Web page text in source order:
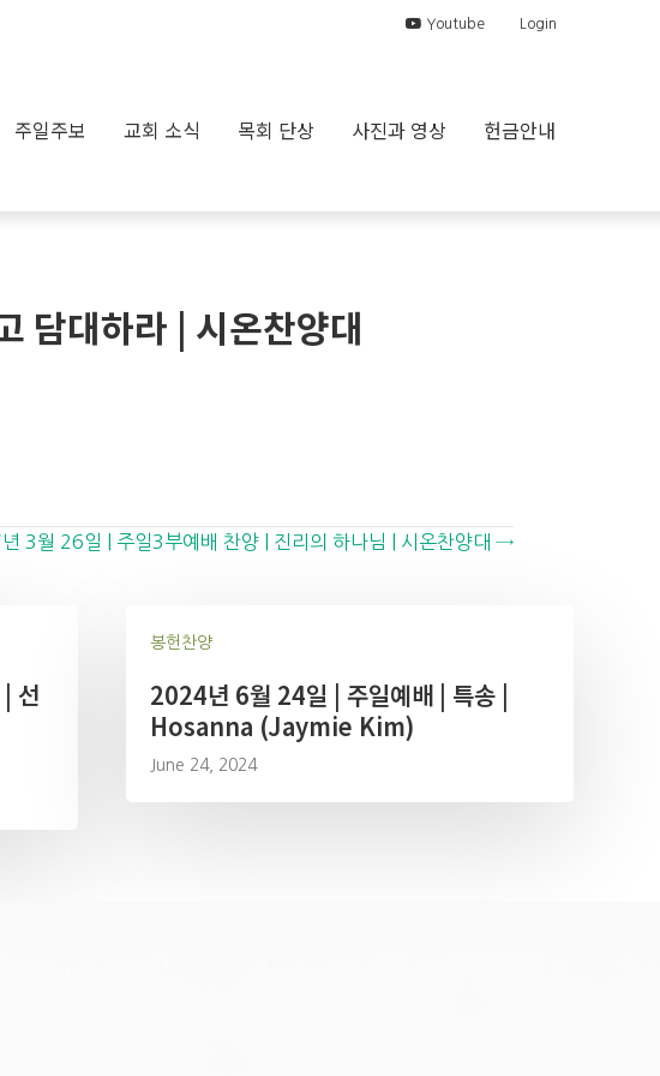
Youtube Login
주일주보 교회 소식 목회 단상 사진과 영상 헌금안내
담대하라 | 시온찬양대
3월 26일 | 주일3부예배 찬양 | 진리의 하나님 | 시온찬양대 →
선
봉헌찬양
2024년 6월 24일 | 주일예배 | 특송 |
Hosanna (Jaymie Kim)
June 24, 2024